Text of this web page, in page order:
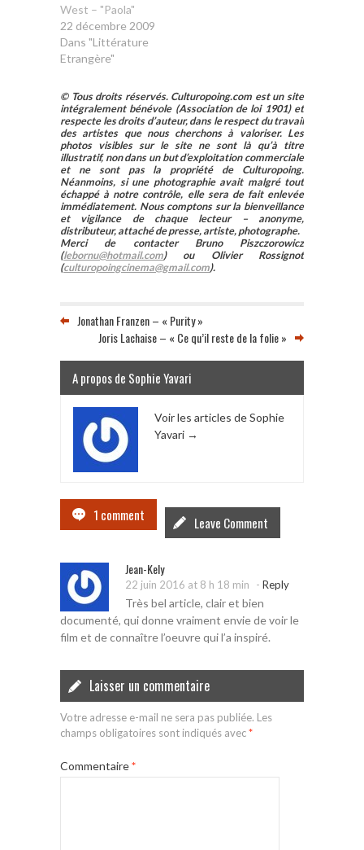
West – "Paola"
22 décembre 2009
Dans "Littérature
Etrangère"
© Tous droits réservés. Culturopoing.com est un site
intégralement bénévole (Association de loi 1901) et
respecte les droits d’auteur, dans le respect du travail
des artistes que nous cherchons à valoriser. Les
photos visibles sur le site ne sont là qu’à titre
illustratif, non dans un but d’exploitation commerciale
et ne sont pas la propriété de Culturopoing.
Néanmoins, si une photographie avait malgré tout
échappé à notre contrôle, elle sera de fait enlevée
immédiatement. Nous comptons sur la bienveillance
et vigilance de chaque lecteur – anonyme,
distributeur, attaché de presse, artiste, photographe.
Merci de contacter Bruno Piszczorowicz
(lebornu@hotmail.com) ou Olivier Rossignot
(culturopoingcinema@gmail.com).
Jonathan Franzen – « Purity »
Joris Lachaise – « Ce qu’il reste de la folie »
A propos de Sophie Yavari
Voir les articles de Sophie
Yavari →
1 comment Leave Comment
Jean-Kely
22 juin 2016 at 8 h 18 min - Reply
Très bel article, clair et bien
documenté, qui donne vraiment envie de voir le
film et de connaître l’oeuvre qui l’a inspiré.
Laisser un commentaire
Votre adresse e-mail ne sera pas publiée. Les
champs obligatoires sont indiqués avec*
Commentaire*